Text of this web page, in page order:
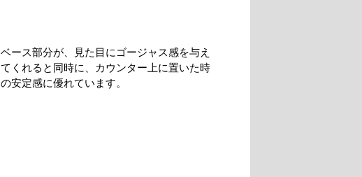
ベース部分が、見た目にゴージャス感を与え
てくれると同時に、カウンター上に置いた時
の安定感に優れています。